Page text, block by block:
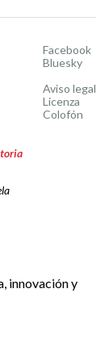
Facebook
Bluesky
Aviso legal
Licenza
Colofón